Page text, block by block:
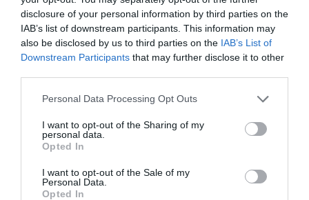
disclosure of your personal information by third parties on the
IAB’s list of downstream participants. This information may
also be disclosed by us to third parties on the IAB’s List of
Downstream Participants that may further disclose it to other
Please note that this website/app uses one or more Google
not limited to your visit or usage behaviour. You may click to
grant or deny consent to Google and its third-party tags to
use your data for below specified purposes in below Google
consent section.
Personal Data Processing Opt Outs
I want to opt-out of the Sharing of my
personal data.
Opted In
I want to opt-out of the Sale of my
Personal Data.
Opted In